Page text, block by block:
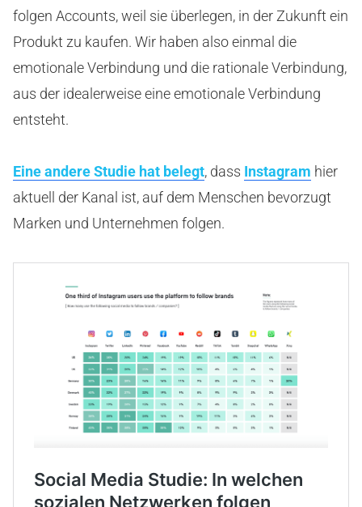
folgen Accounts, weil sie überlegen, in der Zukunft ein
Produkt zu kaufen. Wir haben also einmal die
emotionale Verbindung und die rationale Verbindung,
aus der idealerweise eine emotionale Verbindung
entsteht.
Eine andere Studie hat belegt, dass Instagram hier
aktuell der Kanal ist, auf dem Menschen bevorzugt
Marken und Unternehmen folgen.